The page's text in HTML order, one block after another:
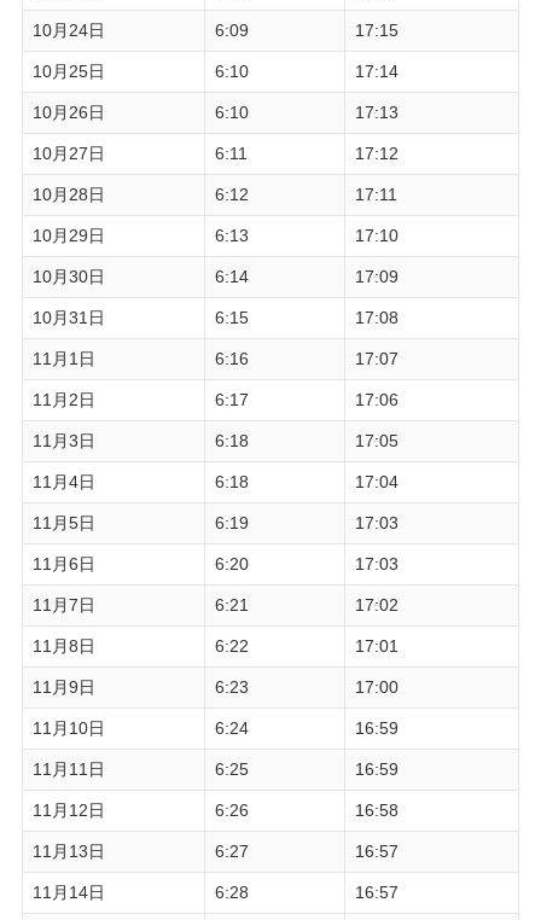
10月24日 6:09 17:15
10月25日 6:10 17:14
10月26日 6:10 17:13
10月27日 6:11 17:12
10月28日 6:12 17:11
10月29日 6:13 17:10
10月30日 6:14 17:09
10月31日 6:15 17:08
11月1日 6:16 17:07
11月2日 6:17 17:06
11月3日 6:18 17:05
11月4日 6:18 17:04
11月5日 6:19 17:03
11月6日 6:20 17:03
11月7日 6:21 17:02
11月8日 6:22 17:01
11月9日 6:23 17:00
11月10日 6:24 16:59
11月11日 6:25 16:59
11月12日 6:26 16:58
11月13日 6:27 16:57
11月14日 6:28 16:57